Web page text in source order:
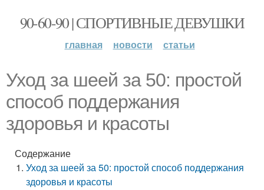
90-60-90 | СПОРТИВНЫЕ ДЕВУШКИ
главная новости статьи
Уход за шеей за 50: простой
способ поддержания
здоровья и красоты
Содержание
Уход за шеей за 50: простой способ поддержания
здоровья и красоты